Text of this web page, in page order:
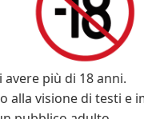
Commento
avere più di 18 anni.
alla visione di testi e